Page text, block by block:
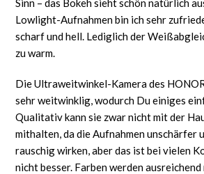
Sinn – das Bokeh sieht schön natürlich
Lowlight-Aufnahmen bin ich sehr
scharf und hell. Lediglich der
zu warm.
Die Ultraweitwinkel-Kamera des
sehr weitwinklig, wodurch Du einiges
Qualitativ kann sie zwar nicht mit der
mithalten, da die Aufnahmen unschärfer
rauschig wirken, aber das ist bei vielen
nicht besser. Farben werden